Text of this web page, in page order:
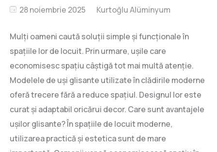
28 noiembrie 2025
Mulți oameni caută soluții simple și funcționale în
spațiile lor de locuit. Prin urmare, ușile care
economisesc spațiu câștigă tot mai multă atenție.
Modelele de uși glisante utilizate în clădirile moderne
oferă trecere fără a reduce spațiul. Designul lor este
curat și adaptabil oricărui decor. Care sunt avantajele
ușilor glisante? În spațiile de locuit moderne,
utilizarea practică și estetica sunt de mare